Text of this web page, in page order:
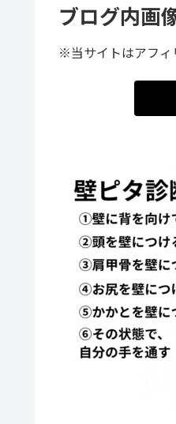
ブログ内画
※当サイトはアフィ